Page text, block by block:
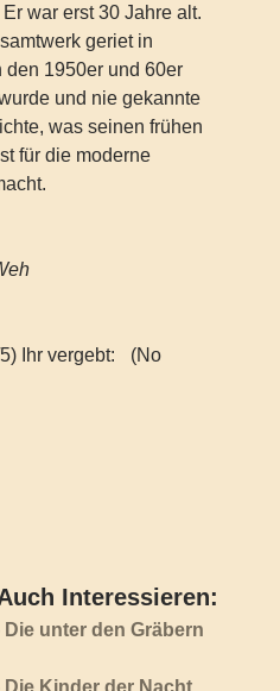
war erst 30 Jahre alt.
geriet in
den 1950er und 60er
und nie gekannte
was seinen frühen
für die moderne
Ihr vergebt:
(No
Interessieren:
unter den Gräbern
Die Kinder der Nacht